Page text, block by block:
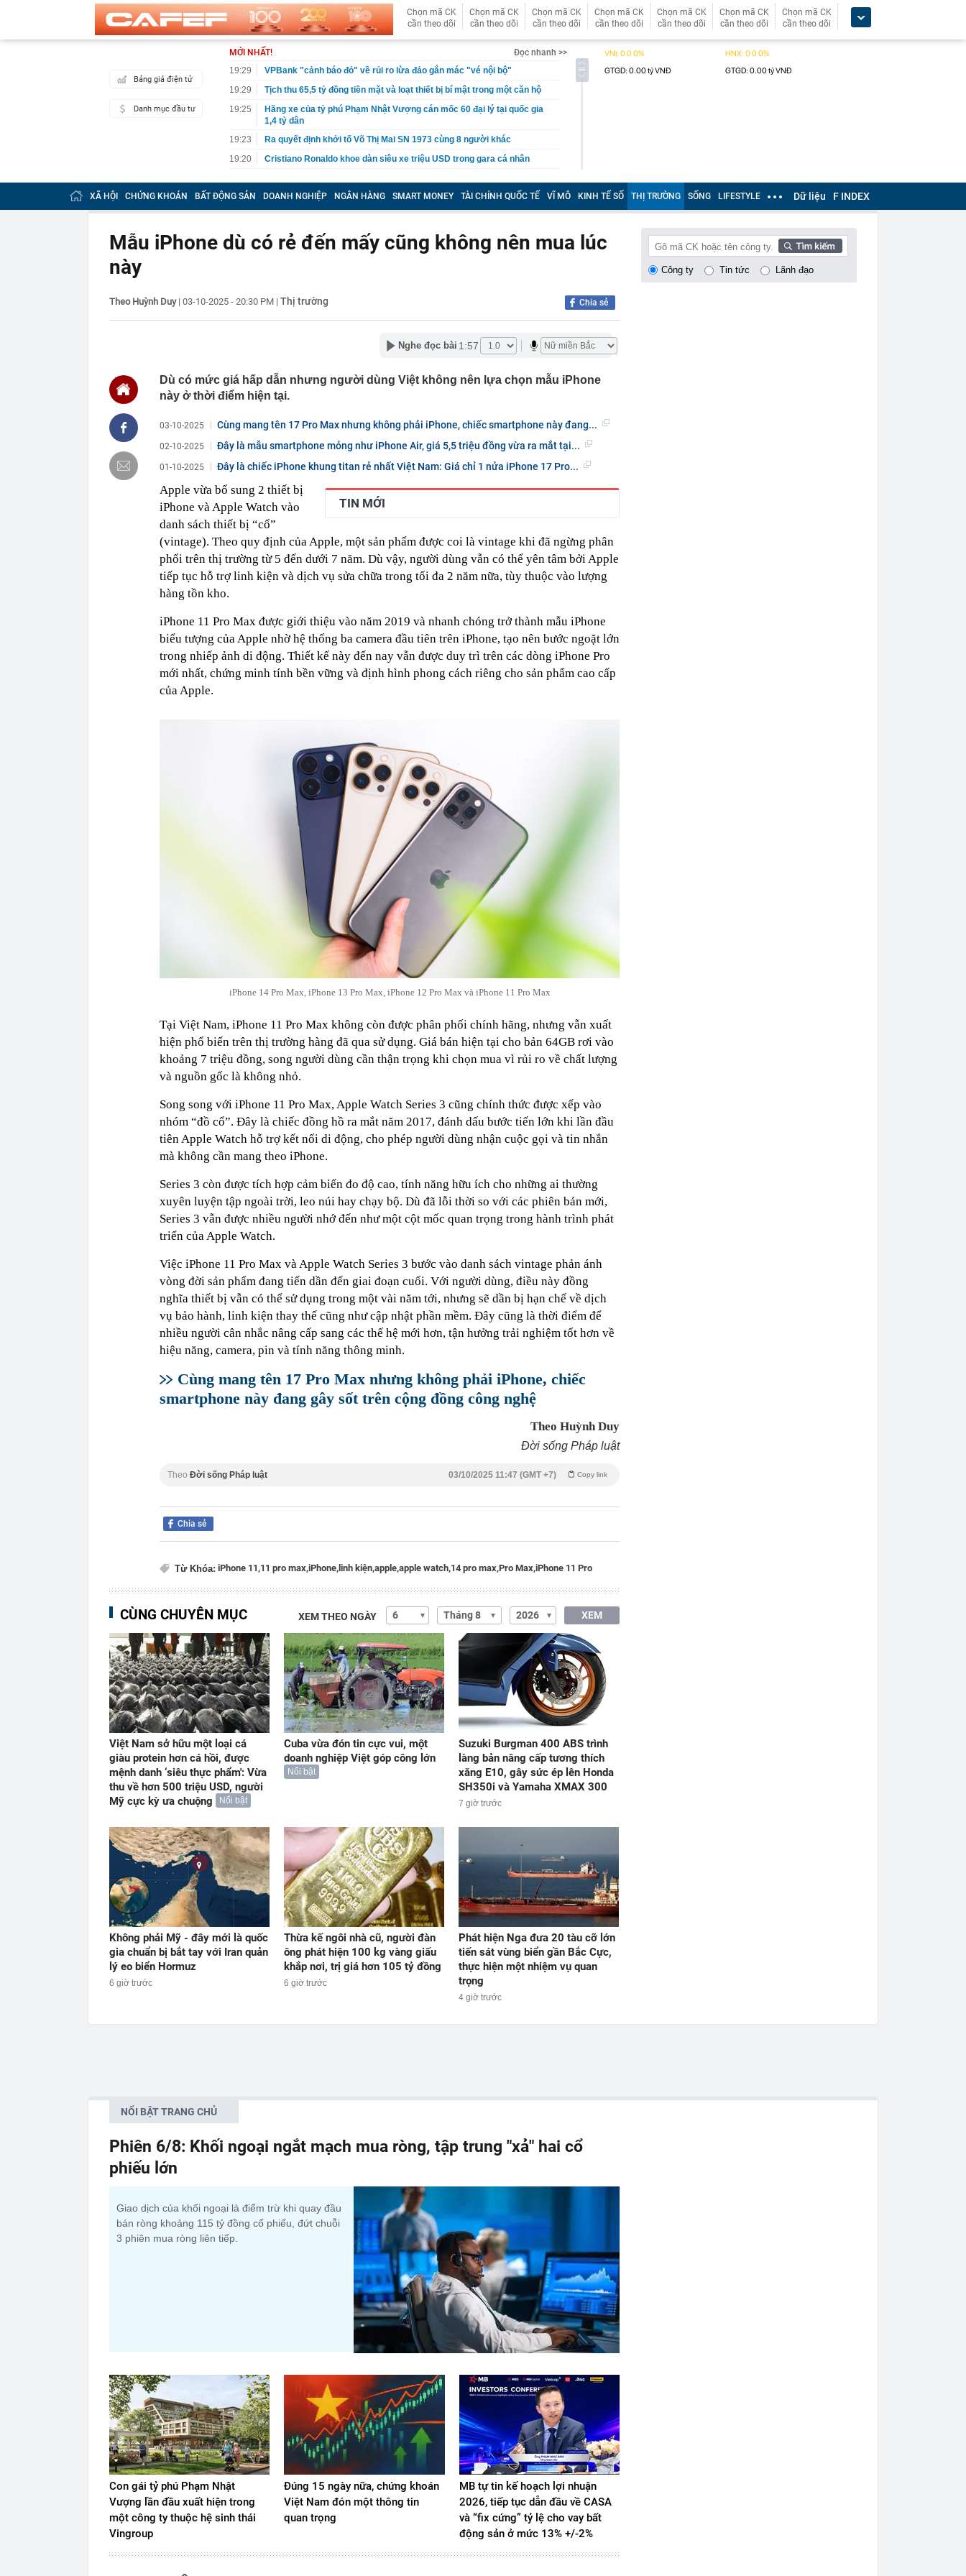
Chọn mã CK
cần theo dõi
Chọn mã CK
cần theo dõi
Chọn mã CK
cần theo dõi
Chọn mã CK
cần theo dõi
Chọn mã CK
cần theo dõi
Chọn mã CK
cần theo dõi
Chọn mã CK
cần theo dõi
Bảng giá điện tử
Danh mục đầu tư
MỚI NHẤT!
Đọc nhanh >>
19:29
VPBank "cảnh báo đỏ" về rủi ro lừa đảo gắn mác "vé nội bộ"
19:29
Tịch thu 65,5 tỷ đồng tiền mặt và loạt thiết bị bí mật trong một căn hộ
19:25
Hãng xe của tỷ phú Phạm Nhật Vượng cán mốc 60 đại lý tại quốc gia
1,4 tỷ dân
19:23
Ra quyết định khởi tố Võ Thị Mai SN 1973 cùng 8 người khác
19:20
Cristiano Ronaldo khoe dàn siêu xe triệu USD trong gara cá nhân
19:15
Vietlott 6/8 - Xổ số Power 6/55 - Kết quả xổ số Vietlott hôm nay
6/8/2026
MB, Sacombank, HDBank,...
19:09
Cuộc đua mới trên thị trường thẻ tín dụng: Các ngân hàng chuyển từ
cạnh tranh ưu đãi sang "may đo" trải nghiệm cho từng khách hàng
Công an xác minh giao dịch chuyển khoản 747.500.000 đồng giữa
Nguyễn Thị Phương Hoa và Trần Văn Phúc: 1 người được mời đến
19:05
Diva Mỹ Linh và giảng viên thanh nhạc đắt show nhất Việt Nam: 11
năm mới có 1 lời xin lỗi
nước, đủ dùng hàng trăm năm
18:57
Tài khoản ngân hàng phát sinh 12 giao dịch chuyển khoản liên tiếp với
tổng 5 tỷ đồng: Người đàn ông được công an mời làm việc
18:36
“Bàn tiệc chỉ còn vài chai bia”, Bia Hà Nội vẫn báo lãi quý 2 cao nhất 5
18:35
Không phải Mỹ - đây mới là quốc gia chuẩn bị bắt tay với Iran quản lý
eo biển Hormuz
18:35
Trưởng Công an cửa khẩu Nội Bài lý giải phương án phân làn đón
khách mới
18:30
Xuất hiện diễn biến mới xung quanh dự án đường sắt cao tốc hơn 7 tỷ
USD do Trung Quốc đầu tư: Khoản nợ khủng sẽ đi về đâu?
XÃ HỘI CHỨNG KHOÁN BẤT ĐỘNG SẢN DOANH NGHIỆP NGÂN HÀNG SMART MONEY TÀI CHÍNH QUỐC TẾ VĨ MÔ KINH TẾ SỐ THỊ TRƯỜNG SỐNG LIFESTYLE Dữ liệu F INDEX
Mẫu iPhone dù có rẻ đến mấy cũng không nên mua lúc
này
Theo Huỳnh Duy| 03-10-2025 - 20:30 PM | Thị trường Chia sẻ
Nghe đọc bài 1:57
Dù có mức giá hấp dẫn nhưng người dùng Việt không nên lựa chọn mẫu iPhone
này ở thời điểm hiện tại.
03-10-2025 Cùng mang tên 17 Pro Max nhưng không phải iPhone, chiếc smartphone này đang...
02-10-2025 Đây là mẫu smartphone mỏng như iPhone Air, giá 5,5 triệu đồng vừa ra mắt tại...
01-10-2025 Đây là chiếc iPhone khung titan rẻ nhất Việt Nam: Giá chỉ 1 nửa iPhone 17 Pro...
TIN MỚI
Apple vừa bổ sung 2 thiết bị
iPhone và Apple Watch vào
danh sách thiết bị “cổ”
(vintage). Theo quy định của Apple, một sản phẩm được coi là vintage khi đã ngừng phân
phối trên thị trường từ 5 đến dưới 7 năm. Dù vậy, người dùng vẫn có thể yên tâm bởi Apple
tiếp tục hỗ trợ linh kiện và dịch vụ sửa chữa trong tối đa 2 năm nữa, tùy thuộc vào lượng
hàng tồn kho.
iPhone 11 Pro Max được giới thiệu vào năm 2019 và nhanh chóng trở thành mẫu iPhone
biểu tượng của Apple nhờ hệ thống ba camera đầu tiên trên iPhone, tạo nên bước ngoặt lớn
trong nhiếp ảnh di động. Thiết kế này đến nay vẫn được duy trì trên các dòng iPhone Pro
mới nhất, chứng minh tính bền vững và định hình phong cách riêng cho sản phẩm cao cấp
của Apple.
iPhone 14 Pro Max, iPhone 13 Pro Max, iPhone 12 Pro Max và iPhone 11 Pro Max
Tại Việt Nam, iPhone 11 Pro Max không còn được phân phối chính hãng, nhưng vẫn xuất
hiện phổ biến trên thị trường hàng đã qua sử dụng. Giá bán hiện tại cho bản 64GB rơi vào
khoảng 7 triệu đồng, song người dùng cần thận trọng khi chọn mua vì rủi ro về chất lượng
và nguồn gốc là không nhỏ.
Song song với iPhone 11 Pro Max, Apple Watch Series 3 cũng chính thức được xếp vào
nhóm “đồ cổ”. Đây là chiếc đồng hồ ra mắt năm 2017, đánh dấu bước tiến lớn khi lần đầu
tiên Apple Watch hỗ trợ kết nối di động, cho phép người dùng nhận cuộc gọi và tin nhắn
mà không cần mang theo iPhone.
Series 3 còn được tích hợp cảm biến đo độ cao, tính năng hữu ích cho những ai thường
xuyên luyện tập ngoài trời, leo núi hay chạy bộ. Dù đã lỗi thời so với các phiên bản mới,
Series 3 vẫn được nhiều người nhớ đến như một cột mốc quan trọng trong hành trình phát
triển của Apple Watch.
Việc iPhone 11 Pro Max và Apple Watch Series 3 bước vào danh sách vintage phản ánh
vòng đời sản phẩm đang tiến dần đến giai đoạn cuối. Với người dùng, điều này đồng
nghĩa thiết bị vẫn có thể sử dụng trong một vài năm tới, nhưng sẽ dần bị hạn chế về dịch
vụ bảo hành, linh kiện thay thế cũng như cập nhật phần mềm. Đây cũng là thời điểm để
nhiều người cân nhắc nâng cấp sang các thế hệ mới hơn, tận hưởng trải nghiệm tốt hơn về
hiệu năng, camera, pin và tính năng thông minh.
Cùng mang tên 17 Pro Max nhưng không phải iPhone, chiếc
smartphone này đang gây sốt trên cộng đồng công nghệ
Theo Huỳnh Duy
Đời sống Pháp luật
Theo Đời sống Pháp luật Copy link
03/10/2025 11:47 (GMT +7)
Chia sẻ
Từ Khóa: iPhone 11,11 pro max,iPhone,linh kiện,apple,apple watch,14 pro max,Pro Max,iPhone 11 Pro
CÙNG CHUYÊN MỤC XEM THEO NGÀY XEM
Việt Nam sở hữu một loại cá
giàu protein hơn cá hồi, được
mệnh danh ‘siêu thực phẩm': Vừa
thu về hơn 500 triệu USD, người
Mỹ cực kỳ ưa chuộng
Nổi bật
Cuba vừa đón tin cực vui, một
doanh nghiệp Việt góp công lớn
Nổi bật
Suzuki Burgman 400 ABS trình
làng bản nâng cấp tương thích
xăng E10, gây sức ép lên Honda
SH350i và Yamaha XMAX 300
7 giờ trước
Không phải Mỹ - đây mới là quốc
gia chuẩn bị bắt tay với Iran quản
lý eo biển Hormuz
6 giờ trước
Thừa kế ngôi nhà cũ, người đàn
ông phát hiện 100 kg vàng giấu
khắp nơi, trị giá hơn 105 tỷ đồng
6 giờ trước
Phát hiện Nga đưa 20 tàu cỡ lớn
tiến sát vùng biển gần Bắc Cực,
thực hiện một nhiệm vụ quan
trọng
4 giờ trước
Công ty Tin tức Lãnh đạo
NỔI BẬT TRANG CHỦ
Phiên 6/8: Khối ngoại ngắt mạch mua ròng, tập trung "xả" hai cổ
phiếu lớn
Giao dịch của khối ngoại là điểm trừ khi quay đầu
bán ròng khoảng 115 tỷ đồng cổ phiếu, đứt chuỗi
3 phiên mua ròng liên tiếp.
Con gái tỷ phú Phạm Nhật
Vượng lần đầu xuất hiện trong
một công ty thuộc hệ sinh thái
Vingroup
Đúng 15 ngày nữa, chứng khoán
Việt Nam đón một thông tin
quan trọng
MB tự tin kế hoạch lợi nhuận
2026, tiếp tục dẫn đầu về CASA
và “fix cứng” tỷ lệ cho vay bất
động sản ở mức 13% +/-2%